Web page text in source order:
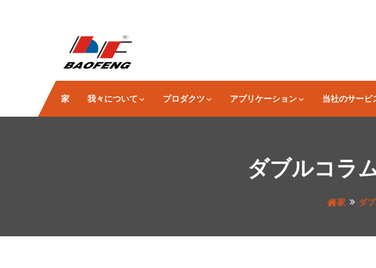
家 我々について プロダクツ アプリケーション 当社のサービ
ダブルコラ
家 ダ